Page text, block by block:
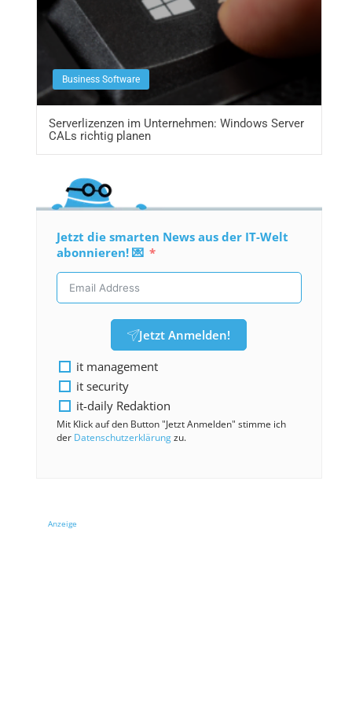
Business Software
Serverlizenzen im Unternehmen: Windows Server
CALs richtig planen
Jetzt die smarten News aus der IT-Welt
abonnieren! 💌
Jetzt Anmelden!
it management
it security
it-daily Redaktion
Mit Klick auf den Button "Jetzt Anmelden" stimme ich
der Datenschutzerklärungzu.
Anzeige